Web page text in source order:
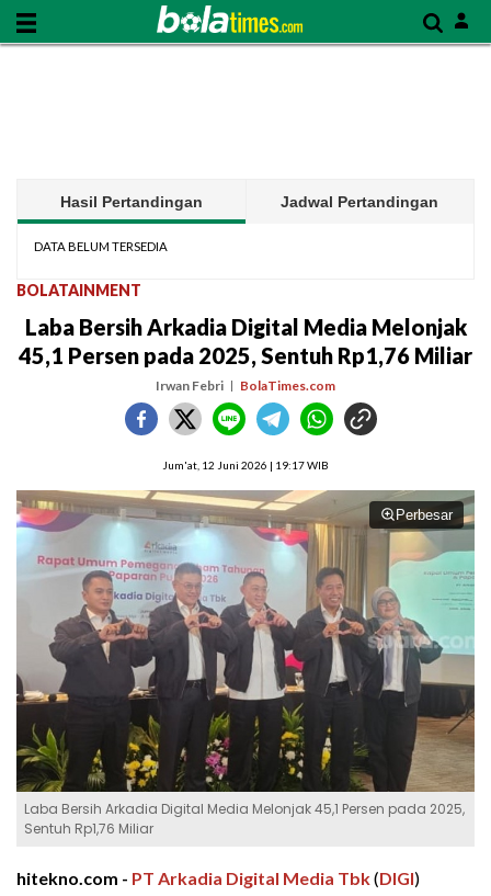
Hasil Pertandingan Jadwal Pertandingan
DATA BELUM TERSEDIA
BOLATAINMENT
Laba Bersih Arkadia Digital Media Melonjak
45,1 Persen pada 2025, Sentuh Rp1,76 Miliar
Irwan Febri BolaTimes.com
Jum'at, 12 Juni 2026 | 19:17 WIB
Perbesar
Laba Bersih Arkadia Digital Media Melonjak 45,1 Persen pada 2025,
Sentuh Rp1,76 Miliar
hitekno.com - PT Arkadia Digital Media Tbk(DIGI)